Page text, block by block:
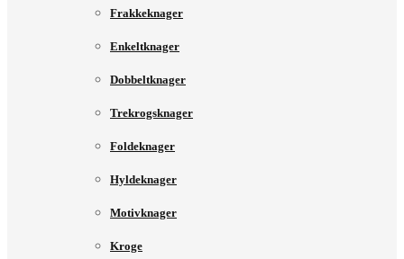
Frakkeknager
Enkeltknager
Dobbeltknager
Trekrogsknager
Foldeknager
Hyldeknager
Motivknager
Kroge